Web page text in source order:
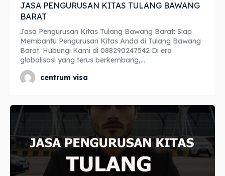
Blog
Blog
JASA PENGURUSAN KITAS TULANG BAWANG
BARAT
Jasa Pengurusan Kitas Tulang Bawang Barat: Siap
Membantu Pengurusan Kitas Anda di Tulang Bawang
Barat. Hubungi Kami di 088290247542 Di era
globalisasi yang terus berkembang,...
centrum visa